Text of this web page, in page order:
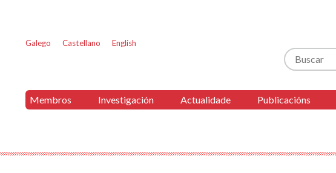
Galego Castellano English
Buscar
Membros Investigación Actualidade Publicacións